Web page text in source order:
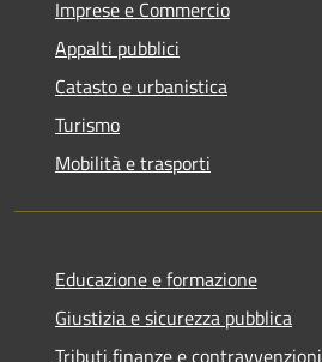
Imprese e Commercio
Appalti pubblici
Catasto e urbanistica
Turismo
Mobilità e trasporti
Educazione e formazione
Giustizia e sicurezza pubblica